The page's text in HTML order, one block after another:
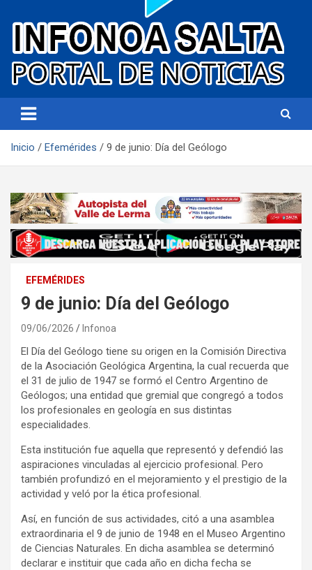
Infonoa Salta
Inicio Efemérides 9 de junio: Día del Geólogo
EFEMÉRIDES
9 de junio: Día del Geólogo
09/06/2026 Infonoa
El Día del Geólogo tiene su origen en la Comisión Directiva
de la Asociación Geológica Argentina, la cual recuerda que
el 31 de julio de 1947 se formó el Centro Argentino de
Geólogos; una entidad que gremial que congregó a todos
los profesionales en geología en sus distintas
especialidades.
Esta institución fue aquella que representó y defendió las
aspiraciones vinculadas al ejercicio profesional. Pero
también profundizó en el mejoramiento y el prestigio de la
actividad y veló por la ética profesional.
Así, en función de sus actividades, citó a una asamblea
extraordinaria el 9 de junio de 1948 en el Museo Argentino
de Ciencias Naturales. En dicha asamblea se determinó
declarar e instituir que cada año en dicha fecha se